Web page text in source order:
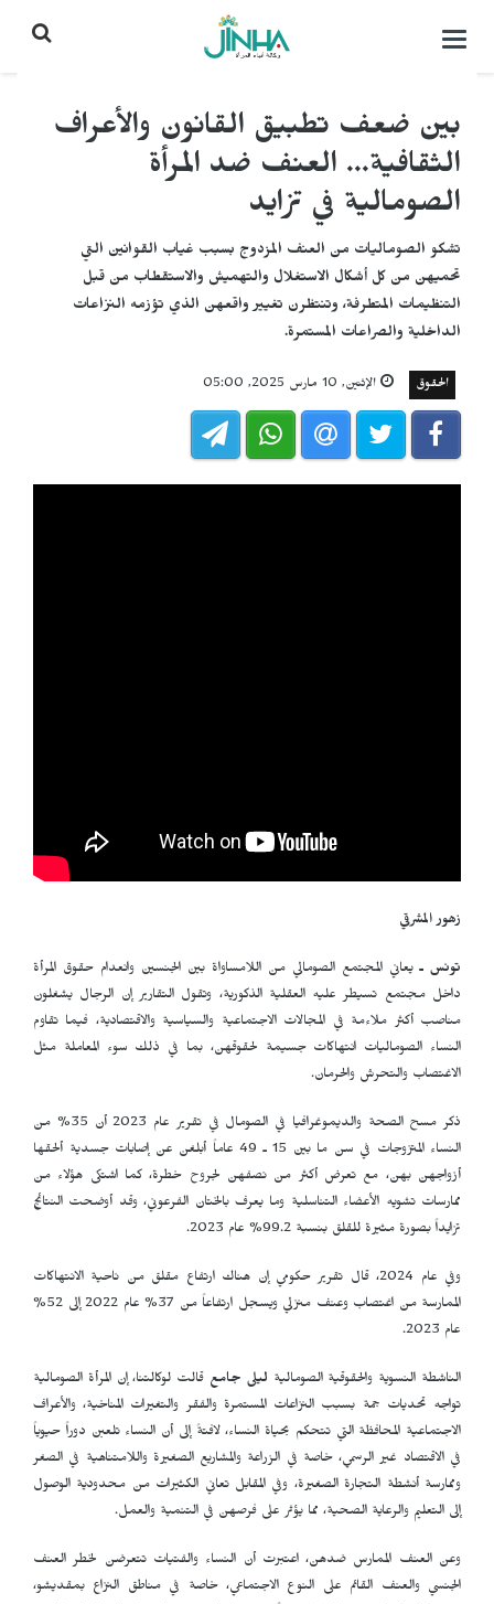
التحكم
بين ضعف تطبيق القانون والأعراف
الثقافية... العنف ضد المرأة
الصومالية في تزايد
تشكو الصوماليات من العنف المزدوج بسبب غياب القوانين التي
تحميهن من كل أشكال الاستغلال والتهميش والاستقطاب من قبل
التنظيمات المتطرفة، وتنتظرن تغيير واقعهن الذي تؤزمه النزاعات
الداخلية والصراعات المستمرة.
الحقوق الإثنين, 10 مارس 2025, 05:00
زهور المشرقي
تونس ـ يعاني المجتمع الصومالي من اللامساواة بين الجنسين وانعدام حقوق المرأة
داخل مجتمع تسيطر عليه العقلية الذكورية، وتقول التقارير إن الرجال يشغلون
مناصب أكثر ملاءمة في المجالات الاجتماعية والسياسية والاقتصادية، فيما تقاوم
النساء الصوماليات انتهاكات جسيمة لحقوقهن، بما في ذلك سوء المعاملة مثل
الاغتصاب والتحرش والحرمان.
ذكر مسح الصحة والديموغرافيا في الصومال في تقرير عام 2023 أن 35% من
النساء المتزوجات في سن ما بين 15 ـ 49 عاماً أبلغن عن إصابات جسدية ألحقها
أزواجهن بهن، مع تعرض أكثر من نصفهن لجروح خطرة، كما اشتكى هؤلاء من
ممارسات تشويه الأعضاء التناسلية وما يعرف بالختان الفرعوني، وقد أوضحت النتائج
تزايداً بصورة مثيرة للقلق بنسبة 99.2% عام 2023.
وفي عام 2024، قال تقرير حكومي إن هناك ارتفاع مقلق من ناحية الانتهاكات
الممارسة من اغتصاب وعنف منزلي ويسجل ارتفاعاً من 37% عام 2022 إلى 52%
عام 2023.
الناشطة النسوية والحقوقية الصومالية ليلى جامع قالت لوكالتنا، إن المرأة الصومالية
تواجه تحديات جمة بسبب النزاعات المستمرة والفقر والتغيرات المناخية، والأعراف
الاجتماعية المحافظة التي تتحكم بحياة النساء، لافتةً إلى أن النساء تلعبن دوراً حيوياً
في الاقتصاد غير الرسمي، خاصة في الزراعة والمشاريع الصغيرة واللامتناهية في الصغر
وممارسة أنشطة التجارة الصغيرة، وفي المقابل تعاني الكثيرات من محدودية الوصول
إلى التعليم والرعاية الصحية، مما يؤثر على فرصهن في التنمية والعمل.
وعن العنف الممارس ضدهن، اعتبرت أن النساء والفتيات تتعرضن لخطر العنف
الجنسي والعنف القائم على النوع الاجتماعي، خاصة في مناطق النزاع بمقديشو،